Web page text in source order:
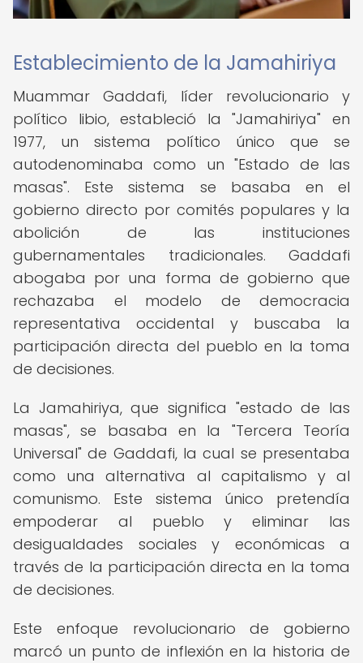
Establecimiento de la Jamahiriya
Muammar Gaddafi, líder revolucionario y
político libio, estableció la "Jamahiriya" en
1977, un sistema político único que se
autodenominaba como un "Estado de las
masas". Este sistema se basaba en el
gobierno directo por comités populares y la
abolición de las instituciones
gubernamentales tradicionales. Gaddafi
abogaba por una forma de gobierno que
rechazaba el modelo de democracia
representativa occidental y buscaba la
participación directa del pueblo en la toma
de decisiones.
La Jamahiriya, que significa "estado de las
masas", se basaba en la "Tercera Teoría
Universal" de Gaddafi, la cual se presentaba
como una alternativa al capitalismo y al
comunismo. Este sistema único pretendía
empoderar al pueblo y eliminar las
desigualdades sociales y económicas a
través de la participación directa en la toma
de decisiones.
Este enfoque revolucionario de gobierno
marcó un punto de inflexión en la historia de